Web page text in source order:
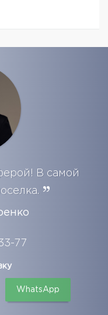
В самой
77
WhatsApp